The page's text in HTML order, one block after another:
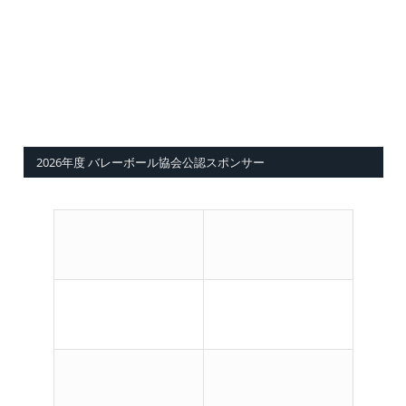
2026年度 バレーボール協会公認スポンサー